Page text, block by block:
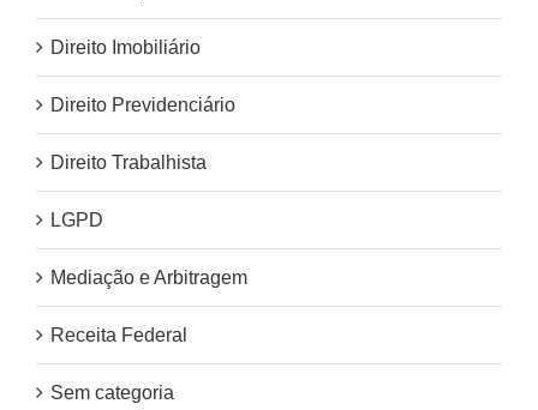
Direito Imobiliário
Direito Previdenciário
Direito Trabalhista
LGPD
Mediação e Arbitragem
Receita Federal
Sem categoria